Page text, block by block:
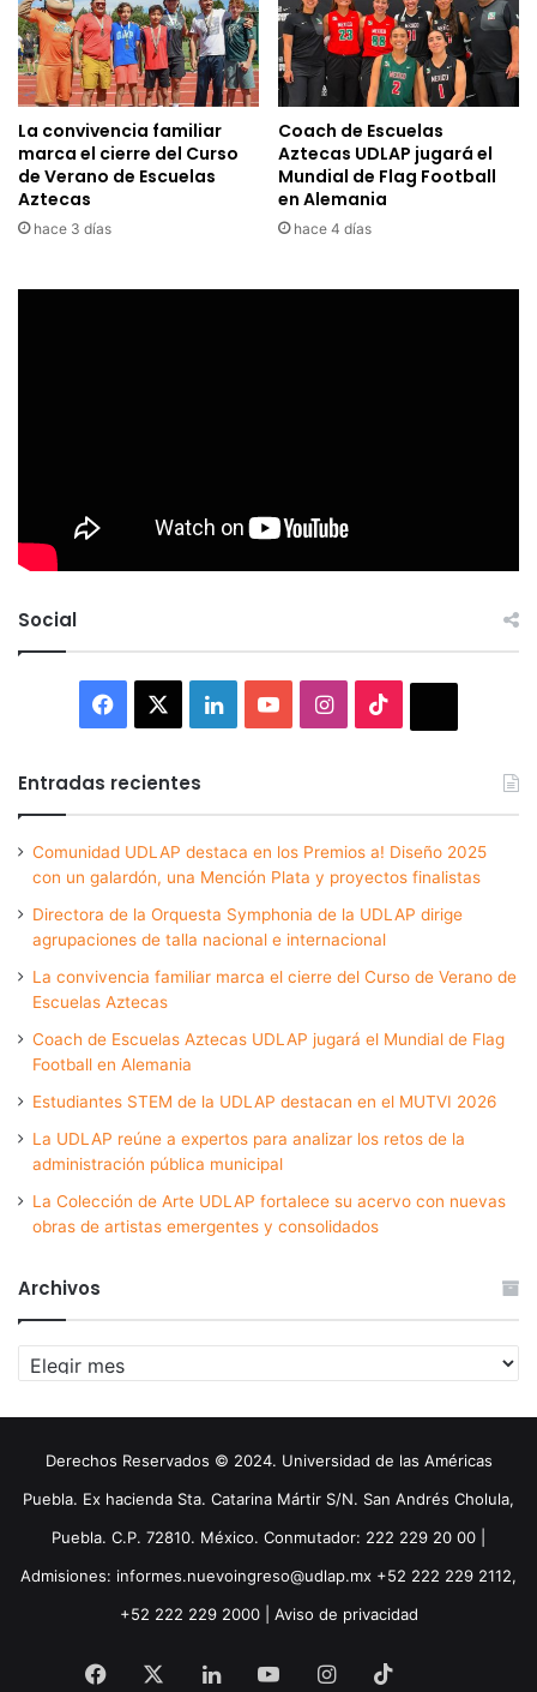
La convivencia familiar
marca el cierre del Curso
de Verano de Escuelas
Aztecas
hace 3 días
Coach de Escuelas
Aztecas UDLAP jugará el
Mundial de Flag Football
en Alemania
hace 4 días
Social
Facebook LinkedInYouTubeInstagram
Entradas recientes
Comunidad UDLAP destaca en los Premios a! Diseño 2025
con un galardón, una Mención Plata y proyectos finalistas
Directora de la Orquesta Symphonia de la UDLAP dirige
agrupaciones de talla nacional e internacional
La convivencia familiar marca el cierre del Curso de Verano de
Escuelas Aztecas
Coach de Escuelas Aztecas UDLAP jugará el Mundial de Flag
Football en Alemania
Estudiantes STEM de la UDLAP destacan en el MUTVI 2026
La UDLAP reúne a expertos para analizar los retos de la
administración pública municipal
La Colección de Arte UDLAP fortalece su acervo con nuevas
obras de artistas emergentes y consolidados
Archivos
Archivos
Derechos Reservados © 2024. Universidad de las Américas
Puebla. Ex hacienda Sta. Catarina Mártir S/N. San Andrés Cholula,
Puebla. C.P. 72810. México. Conmutador: 222 229 20 00 |
Admisiones: informes.nuevoingreso@udlap.mx +52 222 229 2112,
+52 222 229 2000 | Aviso de privacidad
Facebook LinkedInYouTubeInstagram